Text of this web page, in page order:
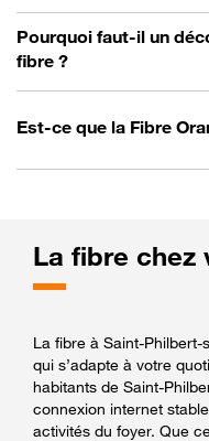
Pourquoi faut-il un
fibre ?
Est-ce que la Fibre
La fibre chez
La fibre à Saint-
qui s’adapte à votre
habitants de Saint-
connexion internet
activités du foyer. Que